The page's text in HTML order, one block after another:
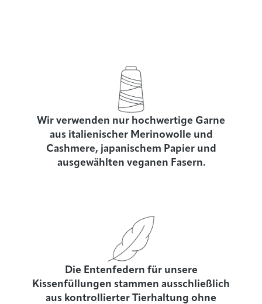
Wir verwenden nur hochwertige Garne
aus italienischer Merinowolle und
Cashmere, japanischem Papier und
ausgewählten veganen Fasern.
Die Entenfedern für unsere
Kissenfüllungen stammen ausschließlich
aus kontrollierter Tierhaltung ohne